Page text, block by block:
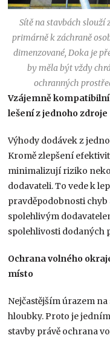
Sítě na stavbách
primárně k záchraně
dimenzované, Doka je
by měla být vždy
ochranných
Vzájemně kompatibilní
lešení z jednoho zdroje
Výhody dodávek z
Kromě zlepšení
minimalizují riziko
dodavateli. To vede k
pravděpodobnosti chyb
spolehlivým
spolehlivosti dodaných
Ochrana volného
místo
Nejčastějším úrazem
hloubky. Proto je
stavby právě ochrana